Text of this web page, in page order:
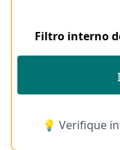
Filtro interno
💡 Verifique